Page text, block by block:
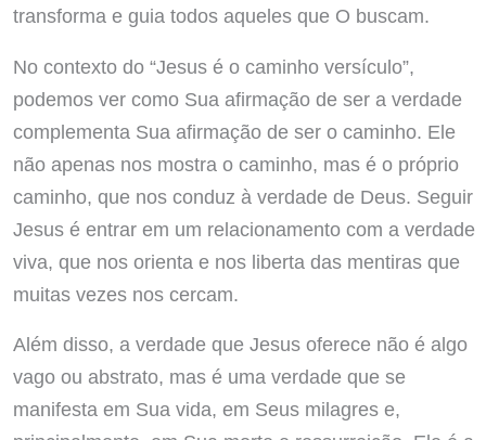
transforma e guia todos aqueles que O buscam.
No contexto do “Jesus é o caminho versículo”,
podemos ver como Sua afirmação de ser a verdade
complementa Sua afirmação de ser o caminho. Ele
não apenas nos mostra o caminho, mas é o próprio
caminho, que nos conduz à verdade de Deus. Seguir
Jesus é entrar em um relacionamento com a verdade
viva, que nos orienta e nos liberta das mentiras que
muitas vezes nos cercam.
Além disso, a verdade que Jesus oferece não é algo
vago ou abstrato, mas é uma verdade que se
manifesta em Sua vida, em Seus milagres e,